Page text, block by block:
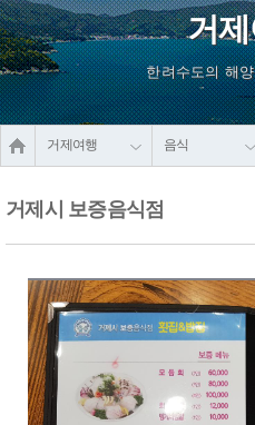
거
한려수도의 해
거제여행 음식
거제시 보증음식점